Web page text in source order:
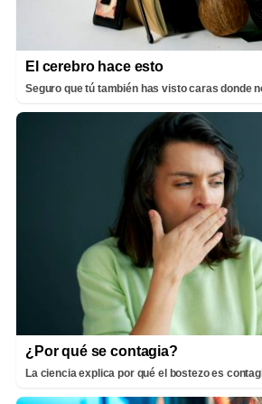
El cerebro hace esto
Seguro que tú también has visto caras donde
¿Por qué se contagia?
La ciencia explica por qué el bostezo es